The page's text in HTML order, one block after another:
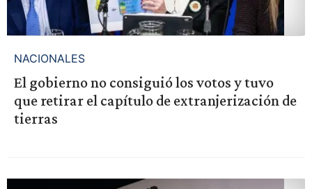
NACIONALES
El gobierno no consiguió los votos y tuvo
que retirar el capítulo de extranjerización de
tierras